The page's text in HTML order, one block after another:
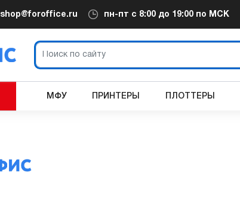
shop@foroffice.ru пн-пт с 8:00 до 19:00 по МСК
МФУ ПРИНТЕРЫ ПЛОТТЕРЫ